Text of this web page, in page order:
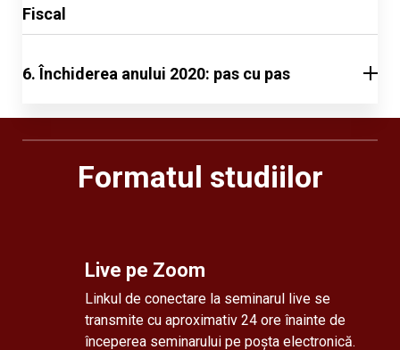
Fiscal
6. Închiderea anului 2020: pas cu pas
Formatul studiilor
Live pe Zoom
Linkul de conectare la seminarul live se
transmite cu aproximativ 24 ore înainte de
începerea seminarului pe poșta electronică.